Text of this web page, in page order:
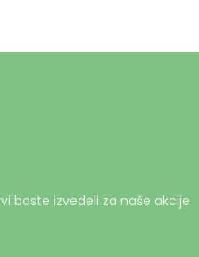
boste izvedeli za naše akcije